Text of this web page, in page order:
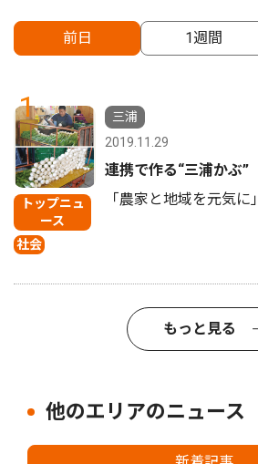
前日 1週間
1
トップニュ
ース
社会
三浦
2019.11.29
連携で作る“三浦かぶ”
「農家と地域を元気に」
もっと見る
他のエリアのニュース